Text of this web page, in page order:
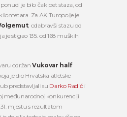
je bilo čak pet staza, od
Za AK Turopolje je
, odabravši stazu od
je stigao 135. od 168 muških
održanVukovar half
je dio Hrvatska atletske
predstavljali su Darko Radić i
međunarodnoj konkurenciji
mjestu s rezultatom